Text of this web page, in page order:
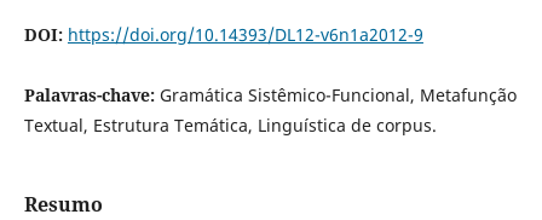
DOI: https://doi.org/10.14393/DL12-v6n1a2012-9
Palavras-chave: Gramática Sistêmico-Funcional, Metafunção
Textual, Estrutura Temática, Linguística de corpus.
Resumo